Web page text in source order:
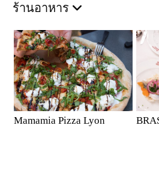
ร้านอาหาร
Mamamia Pizza Lyon